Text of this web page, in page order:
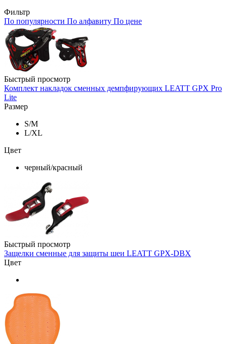
Фильтр
По популярности По алфавиту По цене
Быстрый просмотр
Комплект накладок сменных демпфирующих LEATT GPX Pro
Lite
Размер
S/M
L/XL
Цвет
черный/красный
Быстрый просмотр
Защелки сменные для защиты шеи LEATT GPX-DBX
Цвет